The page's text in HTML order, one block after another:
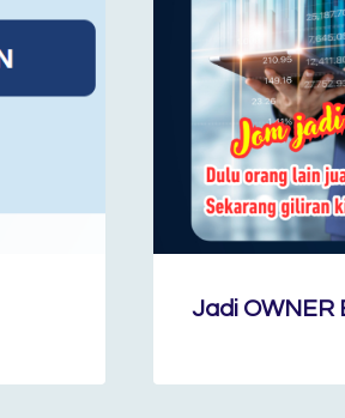
Jadi OWNER